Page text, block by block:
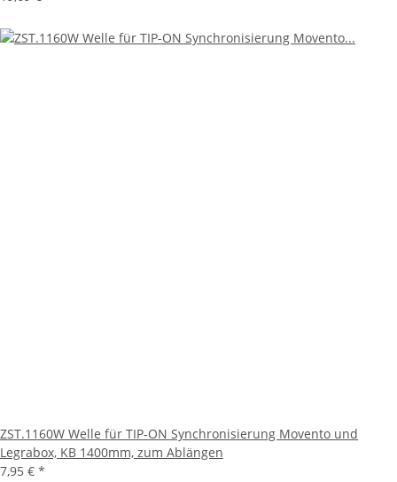
ZST.1160W Welle für TIP-ON Synchronisierung Movento und
Legrabox, KB 1400mm, zum Ablängen
7,95 € *